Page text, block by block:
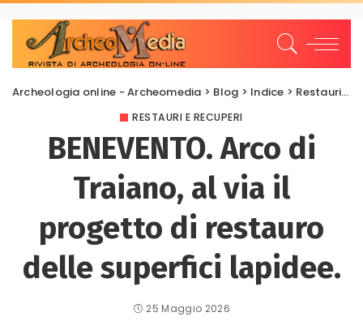
Archeologia online - Archeomedia > Blog > Indice > Restauri e Recuperi
RESTAURI E RECUPERI
BENEVENTO. Arco di
Traiano, al via il
progetto di restauro
delle superfici lapidee.
25 Maggio 2026